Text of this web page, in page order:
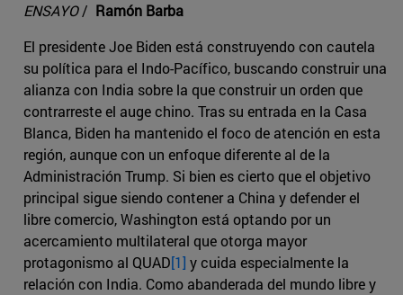
ENSAYO/ Ramón Barba
El presidente Joe Biden está construyendo con cautela
su política para el Indo-Pacífico, buscando construir una
alianza con India sobre la que construir un orden que
contrarreste el auge chino. Tras su entrada en la Casa
Blanca, Biden ha mantenido el foco de atención en esta
región, aunque con un enfoque diferente al de la
Administración Trump. Si bien es cierto que el objetivo
principal sigue siendo contener a China y defender el
libre comercio, Washington está optando por un
acercamiento multilateral que otorga mayor
protagonismo al QUAD[1] y cuida especialmente la
relación con India. Como abanderada del mundo libre y